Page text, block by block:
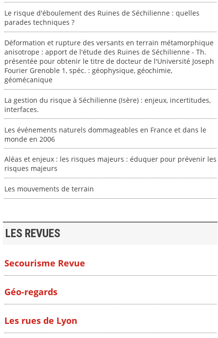
Le risque d'éboulement des Ruines de Séchilienne : quelles
parades techniques ?
Déformation et rupture des versants en terrain métamorphique
anisotrope : apport de l'étude des Ruines de Séchilienne - Th.
présentée pour obtenir le titre de docteur de l'Université Joseph
Fourier Grenoble 1, spéc. : géophysique, géochimie,
géomécanique
La gestion du risque à Séchilienne (Isère) : enjeux, incertitudes,
interfaces.
Les événements naturels dommageables en France et dans le
monde en 2006
Aléas et enjeux : les risques majeurs : éduquer pour prévenir les
risques majeurs
Les mouvements de terrain
LES REVUES
Secourisme Revue
Géo-regards
Les rues de Lyon